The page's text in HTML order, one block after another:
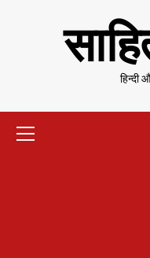
हिन्दी
Menu